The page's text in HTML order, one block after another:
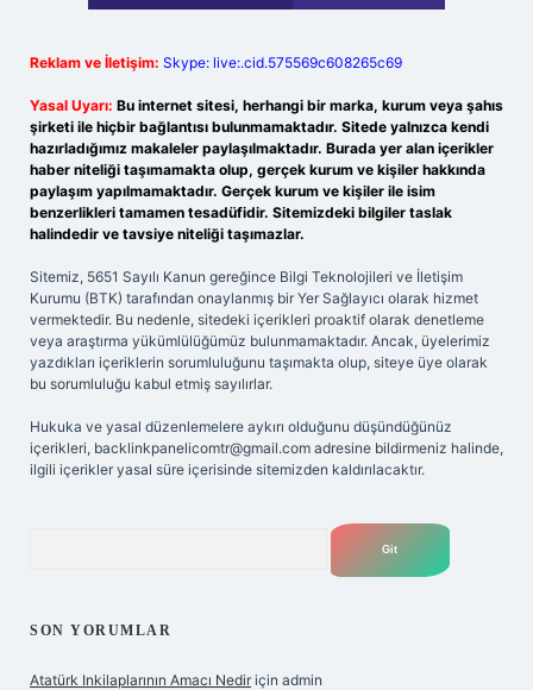
Reklam ve İletişim: Skype: live:.cid.575569c608265c69
Yasal Uyarı: Bu internet sitesi, herhangi bir marka, kurum veya şahıs
şirketi ile hiçbir bağlantısı bulunmamaktadır. Sitede yalnızca kendi
hazırladığımız makaleler paylaşılmaktadır. Burada yer alan içerikler
haber niteliği taşımamakta olup, gerçek kurum ve kişiler hakkında
paylaşım yapılmamaktadır. Gerçek kurum ve kişiler ile isim
benzerlikleri tamamen tesadüfidir. Sitemizdeki bilgiler taslak
halindedir ve tavsiye niteliği taşımazlar.
Sitemiz, 5651 Sayılı Kanun gereğince Bilgi Teknolojileri ve İletişim
Kurumu (BTK) tarafından onaylanmış bir Yer Sağlayıcı olarak hizmet
vermektedir. Bu nedenle, sitedeki içerikleri proaktif olarak denetleme
veya araştırma yükümlülüğümüz bulunmamaktadır. Ancak, üyelerimiz
yazdıkları içeriklerin sorumluluğunu taşımakta olup, siteye üye olarak
bu sorumluluğu kabul etmiş sayılırlar.
Hukuka ve yasal düzenlemelere aykırı olduğunu düşündüğünüz
içerikleri, backlinkpanelicomtr@gmail.com adresine bildirmeniz halinde,
ilgili içerikler yasal süre içerisinde sitemizden kaldırılacaktır.
SON YORUMLAR
Atatürk Inkilaplarının Amacı Nedir için admin